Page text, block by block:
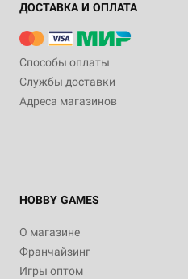
ДОСТАВКА И ОПЛАТА
Способы оплаты
Службы доставки
Адреса магазинов
HOBBY GAMES
О магазине
Франчайзинг
Игры оптом